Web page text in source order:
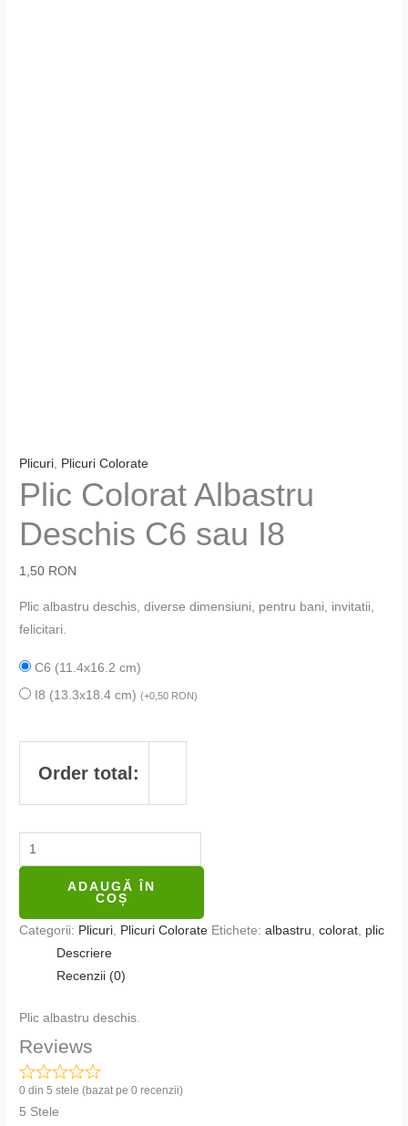
Plicuri Plicuri Colorate
Plic Colorat Albastru
Deschis C6 sau I8
1,50 RON
Plic albastru deschis, diverse dimensiuni, pentru bani, invitatii,
felicitari.
C6 (11.4x16.2 cm)
I8 (13.3x18.4 cm)(+0,50 RON)
Order total:
ADAUGĂ ÎN
COȘ
Categorii: Plicuri, Plicuri Colorate Etichete:albastru,colorat, plic
Descriere
Recenzii (0)
Plic albastru deschis.
Reviews
0 din 5 stele (bazat pe 0 recenzii)
5 Stele